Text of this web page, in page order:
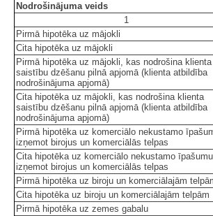
Nodrošinājuma veids
1
Pirmā hipotēka uz mājokli
Cita hipotēka uz mājokli
Pirmā hipotēka uz mājokli, kas nodrošina klienta
saistību dzēšanu pilnā apjomā (klienta atbildība
nodrošinājuma apjomā)
Cita hipotēka uz mājokli, kas nodrošina klienta
saistību dzēšanu pilnā apjomā (klienta atbildība
nodrošinājuma apjomā)
Pirmā hipotēka uz komerciālo nekustamo
izņemot birojus un komerciālās telpas
Cita hipotēka uz komerciālo nekustamo
izņemot birojus un komerciālās telpas
Pirmā hipotēka uz biroju un komerciālajām
Cita hipotēka uz biroju un komerciālajām telpām
Pirmā hipotēka uz zemes gabalu